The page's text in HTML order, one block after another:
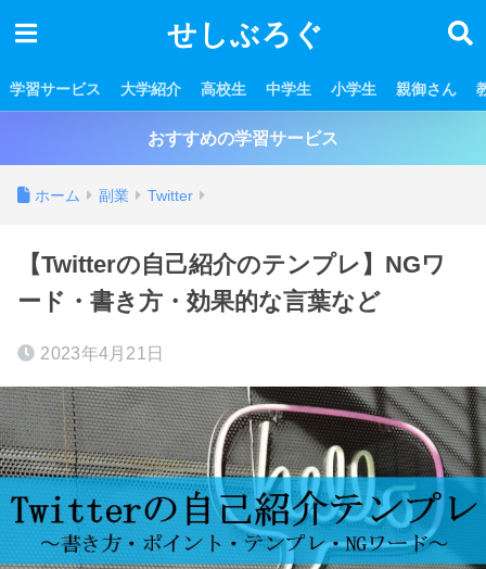
せしぶろぐ
学習サービス 大学紹介 高校生 中学生 小学生 親御さん
おすすめの学習サービス
ホーム 副業 Twitter
【Twitterの自己紹介のテンプレ】NGワ
ード・書き方・効果的な言葉など
2023年4月21日